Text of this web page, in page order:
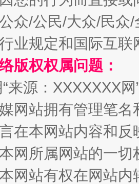
安的艺术幻境
众/公民/大众/民
业规定和国际互
版权权属问题：
来源：XXXXXXX
网站拥有管理笔
言在本网站内容和
网所属网站的一
网站有权在网站